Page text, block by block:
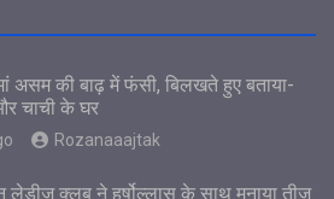
असम की बाढ़ में फंसी, बिलखते हुए बताया-
चाची के घर
Rozanaaajtak
लेडीज़ क्लब ने हर्षोल्लास के साथ मनाया तीज